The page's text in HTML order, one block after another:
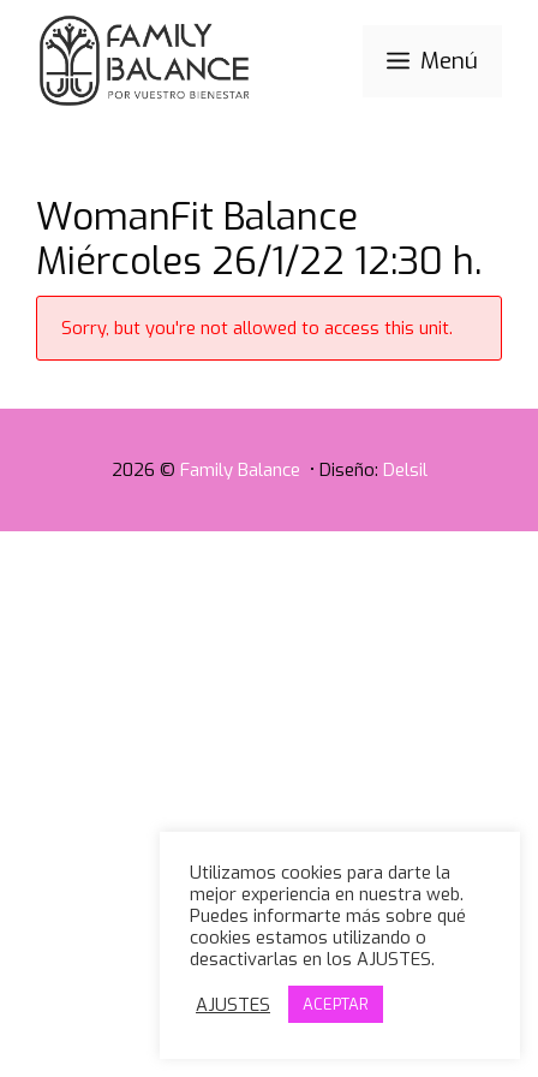
Saltar
contenido
Menú
WomanFit Balance
Miércoles 26/1/22 12:30 h.
Sorry, but you're not allowed to access this unit.
2026 © Family Balance • Diseño: Delsil
Utilizamos cookies para darte la
mejor experiencia en nuestra web.
Puedes informarte más sobre qué
cookies estamos utilizando o
desactivarlas en los AJUSTES.
AJUSTES
ACEPTAR